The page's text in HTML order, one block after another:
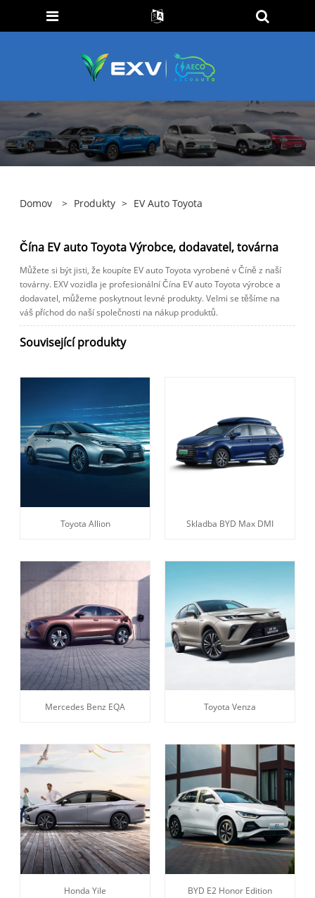
Domov > Produkty > EV Auto Toyota
Čína EV auto Toyota Výrobce, dodavatel, továrna
Můžete si být jisti, že koupíte EV auto Toyota vyrobené v Číně z naší
továrny. EXV vozidla je profesionální Čína EV auto Toyota výrobce a
dodavatel, můžeme poskytnout levné produkty. Velmi se těšíme na
váš příchod do naší společnosti na nákup produktů.
Související produkty
Toyota Allion Skladba BYD Max DMI
Mercedes Benz EQA Toyota Venza
Honda Yile BYD E2 Honor Edition